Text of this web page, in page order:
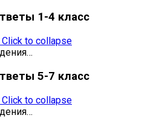
1-4 класс
Click to collapse
5-7 класс
Click to collapse